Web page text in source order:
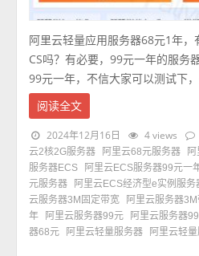
阿里云轻量应用服务器68元1年，
CS吗？有必要，99元一年的服务
99元一年，不信大家可以测试下
阅读全文
2024年12月16日 4 views
云2核2G服务器
阿里云68元服务器
服务器ECS
阿里云ECS服务器99元一
元服务器
阿里云ECS经济型e实例服务
云服务器3M固定带宽
阿里云服务器
年
阿里云服务器99元 阿里云服务器
器68元
阿里云轻量服务器 阿里云轻